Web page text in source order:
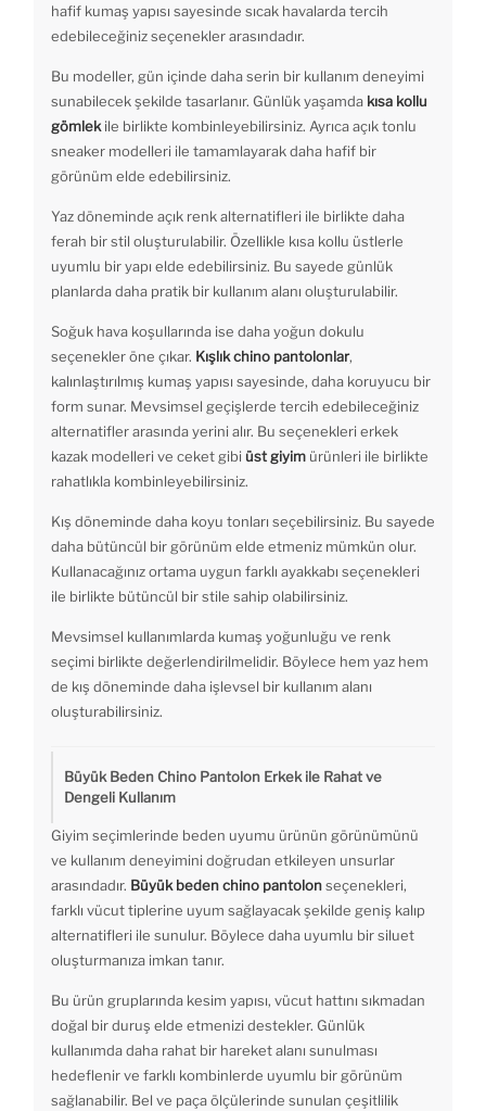
hafif kumaş yapısı sayesinde sıcak havalarda tercih
edebileceğiniz seçenekler arasındadır.
Bu modeller, gün içinde daha serin bir kullanım deneyimi
sunabilecek şekilde tasarlanır. Günlük yaşamda kısa kollu
gömlekile birlikte kombinleyebilirsiniz. Ayrıca açık tonlu
sneaker modelleri ile tamamlayarak daha hafif bir
görünüm elde edebilirsiniz.
Yaz döneminde açık renk alternatifleri ile birlikte daha
ferah bir stil oluşturulabilir. Özellikle kısa kollu üstlerle
uyumlu bir yapı elde edebilirsiniz. Bu sayede günlük
planlarda daha pratik bir kullanım alanı oluşturulabilir.
Soğuk hava koşullarında ise daha yoğun dokulu
seçenekler öne çıkar. Kışlık chino pantolonlar,
kalınlaştırılmış kumaş yapısı sayesinde, daha koruyucu bir
form sunar. Mevsimsel geçişlerde tercih edebileceğiniz
alternatifler arasında yerini alır. Bu seçenekleri erkek
kazak modelleri ve ceket gibi üst giyim ürünleri ile birlikte
rahatlıkla kombinleyebilirsiniz.
Kış döneminde daha koyu tonları seçebilirsiniz. Bu sayede
daha bütüncül bir görünüm elde etmeniz mümkün olur.
Kullanacağınız ortama uygun farklı ayakkabı seçenekleri
ile birlikte bütüncül bir stile sahip olabilirsiniz.
Mevsimsel kullanımlarda kumaş yoğunluğu ve renk
seçimi birlikte değerlendirilmelidir. Böylece hem yaz hem
de kış döneminde daha işlevsel bir kullanım alanı
oluşturabilirsiniz.
Büyük Beden Chino Pantolon Erkek ile Rahat ve
Dengeli Kullanım
Giyim seçimlerinde beden uyumu ürünün görünümünü
ve kullanım deneyimini doğrudan etkileyen unsurlar
arasındadır. Büyük beden chino pantolonseçenekleri,
farklı vücut tiplerine uyum sağlayacak şekilde geniş kalıp
alternatifleri ile sunulur. Böylece daha uyumlu bir siluet
oluşturmanıza imkan tanır.
Bu ürün gruplarında kesim yapısı, vücut hattını sıkmadan
doğal bir duruş elde etmenizi destekler. Günlük
kullanımda daha rahat bir hareket alanı sunulması
hedeflenir ve farklı kombinlerde uyumlu bir görünüm
sağlanabilir. Bel ve paça ölçülerinde sunulan çeşitlilik